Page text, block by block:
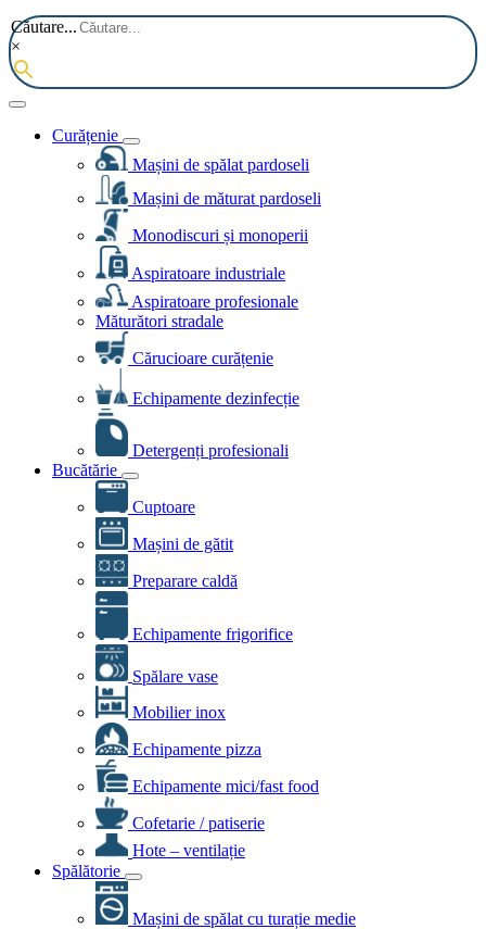
Căutare...
×
Curățenie
Mașini de spălat pardoseli
Mașini de măturat pardoseli
Monodiscuri și monoperii
Aspiratoare industriale
Aspiratoare profesionale
Măturători stradale
Cărucioare curățenie
Echipamente dezinfecție
Detergenți profesionali
Bucătărie
Cuptoare
Mașini de gătit
Preparare caldă
Echipamente frigorifice
Spălare vase
Mobilier inox
Echipamente pizza
Echipamente mici/fast food
Cofetarie / patiserie
Hote – ventilație
Spălătorie
Mașini de spălat cu turație medie